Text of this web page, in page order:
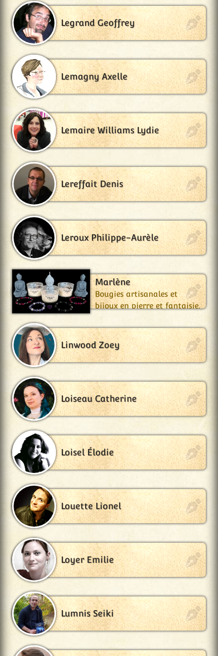
Legrand Geoffrey
Lemagny Axelle
Lemaire Williams Lydie
Lereffait Denis
Leroux Philippe-Aurèle
Marlène
Bougies artisanales et
bijoux en pierre et fantaisie.
Linwood Zoey
Loiseau Catherine
Loisel Élodie
Louette Lionel
Loyer Emilie
Lumnis Seiki